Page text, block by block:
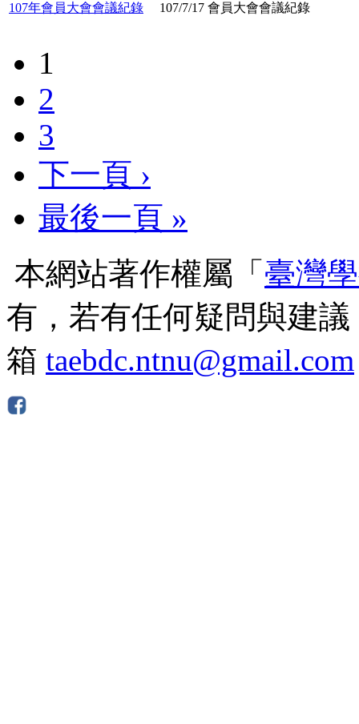
107年會員大會會議紀錄 107/7/17 會員大會會議紀錄
1
2
3
下一頁 ›
最後一頁 »
本網站著作權屬「 臺灣
有，若有任何疑問與建
箱 taebdc.ntnu@gmail.com